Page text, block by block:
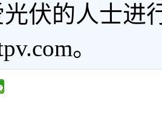
伏的人士进
。